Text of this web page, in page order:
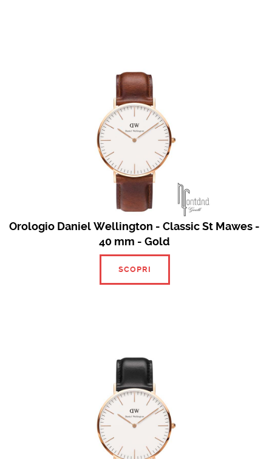
Orologio Daniel Wellington - Classic St Mawes -
40 mm - Gold
SCOPRI